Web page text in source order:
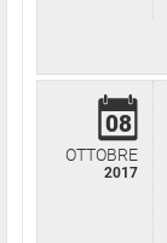
08
OTTOBRE
2017